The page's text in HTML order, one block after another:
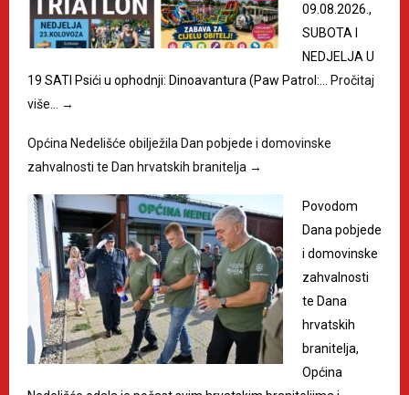
09.08.2026.,
SUBOTA I
NEDJELJA U
19 SATI Psići u ophodnji: Dinoavantura (Paw Patrol:…
Pročitaj
više…
→
Općina Nedelišće obilježila Dan pobjede i domovinske
zahvalnosti te Dan hrvatskih branitelja →
Povodom
Dana pobjede
i domovinske
zahvalnosti
te Dana
hrvatskih
branitelja,
Općina